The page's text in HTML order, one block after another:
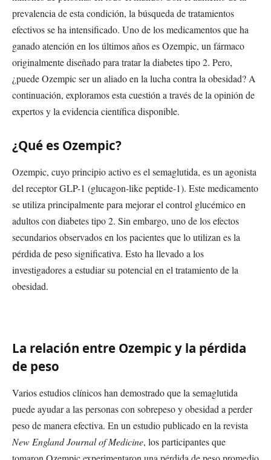
prevalencia de esta condición, la búsqueda de tratamientos
efectivos se ha intensificado. Uno de los medicamentos que ha
ganado atención en los últimos años es Ozempic, un fármaco
originalmente diseñado para tratar la diabetes tipo 2. Pero,
¿puede Ozempic ser un aliado en la lucha contra la obesidad? A
continuación, exploramos esta cuestión a través de la opinión de
expertos y la evidencia científica disponible.
¿Qué es Ozempic?
Ozempic, cuyo principio activo es el semaglutida, es un agonista
del receptor GLP-1 (glucagon-like peptide-1). Este medicamento
se utiliza principalmente para mejorar el control glucémico en
adultos con diabetes tipo 2. Sin embargo, uno de los efectos
secundarios observados en los pacientes que lo utilizan es la
pérdida de peso significativa. Esto ha llevado a los
investigadores a estudiar su potencial en el tratamiento de la
obesidad.
La relación entre Ozempic y la pérdida
de peso
Varios estudios clínicos han demostrado que la semaglutida
puede ayudar a las personas con sobrepeso y obesidad a perder
peso de manera efectiva. En un estudio publicado en la revista
New England Journal of Medicine, los participantes que